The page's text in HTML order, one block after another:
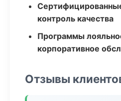
контроль качества
Программы
корпоративное
Отзывы